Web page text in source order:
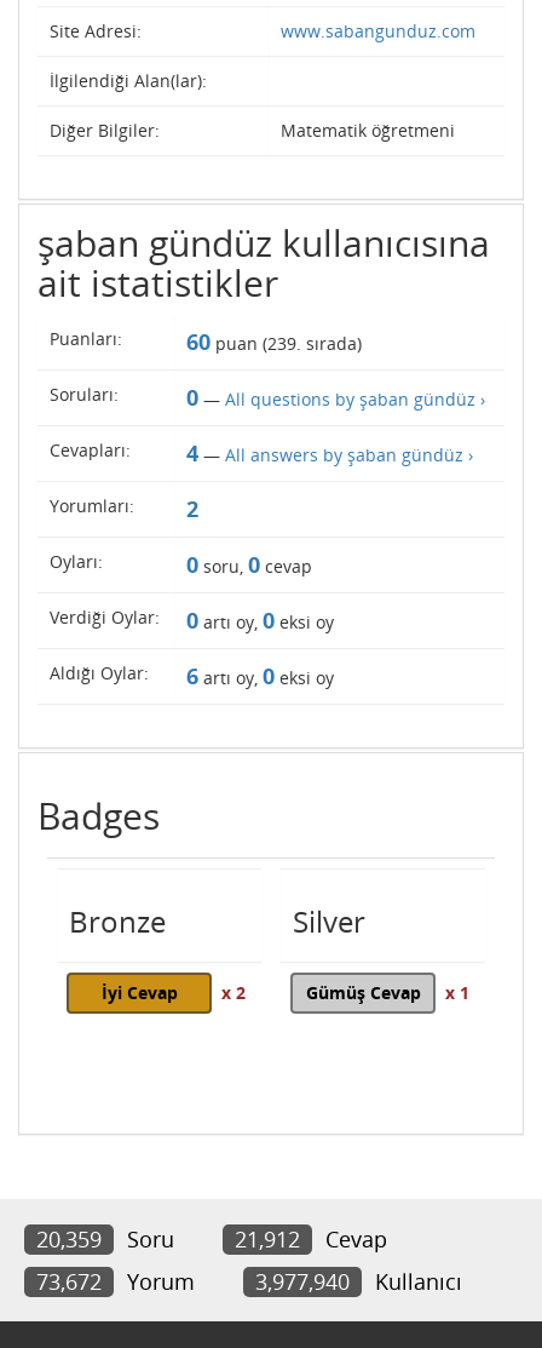
Site Adresi: www.sabangunduz.com
İlgilendiği Alan(lar):
Diğer Bilgiler: Matematik öğretmeni
şaban gündüz kullanıcısına
ait istatistikler
Puanları: 60 puan (239. sırada)
Soruları: 0 — All questions by şaban gündüz ›
Cevapları: 4 — All answers by şaban gündüz ›
Yorumları: 2
Oyları: 0 soru, 0 cevap
Verdiği Oylar: 0 artı oy, 0 eksi oy
Aldığı Oylar: 6 artı oy, 0 eksi oy
Badges
Bronze
İyi Cevap x 2
Silver
Gümüş Cevap x 1
20,359 Soru 21,912
Cevap
73,672
Yorum 3,977,940 Kullanıcı